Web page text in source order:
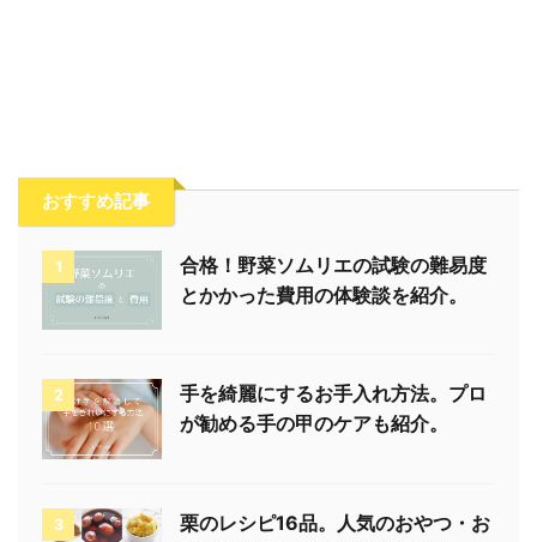
おすすめ記事
1
合格！野菜ソムリエの試験の難易度
とかかった費用の体験談を紹介。
2
手を綺麗にするお手入れ方法。プロ
が勧める手の甲のケアも紹介。
3
栗のレシピ16品。人気のおやつ・お